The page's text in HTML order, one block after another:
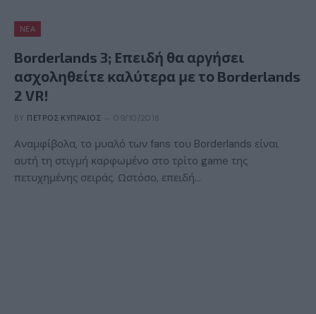
ΝΈΑ
Borderlands 3; Επειδή θα αργήσει
ασχοληθείτε καλύτερα με το Borderlands
2 VR!
BY ΠΈΤΡΟΣ ΚΥΠΡΑΊΟΣ 09/10/2018
Αναμφίβολα, το μυαλό των fans του Borderlands είναι
αυτή τη στιγμή καρφωμένο στο τρίτο game της
πετυχημένης σειράς. Ωστόσο, επειδή…